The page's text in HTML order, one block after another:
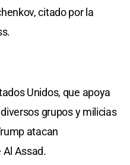
citado por la
Unidos, que apoya
grupos y milicias
atacan
Assad.